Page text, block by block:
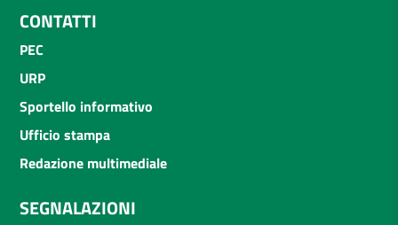
CONTATTI
PEC
URP
Sportello informativo
Ufficio stampa
Redazione multimediale
SEGNALAZIONI